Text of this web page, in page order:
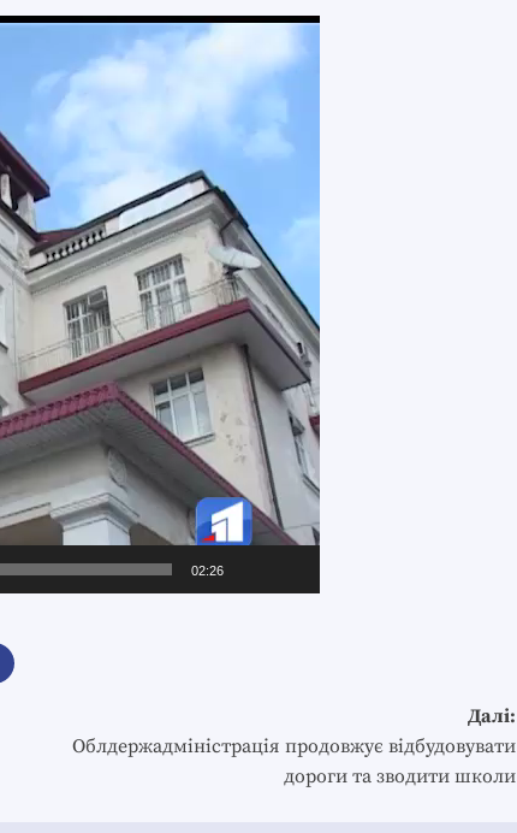
02:26
Далі:
Облдержадміністрація продовжує відбудовувати
дороги та зводити школи